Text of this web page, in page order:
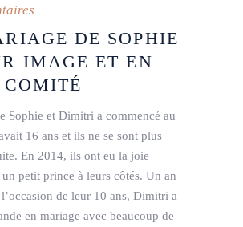
DE SOPHIE
IMAGE ET EN
Sophie et Dimitri a commencé au
16 ans et ils ne se sont plus
En 2014, ils ont eu la joie
petit prince à leurs côtés. Un an
de leur 10 ans, Dimitri a
en mariage avec beaucoup de